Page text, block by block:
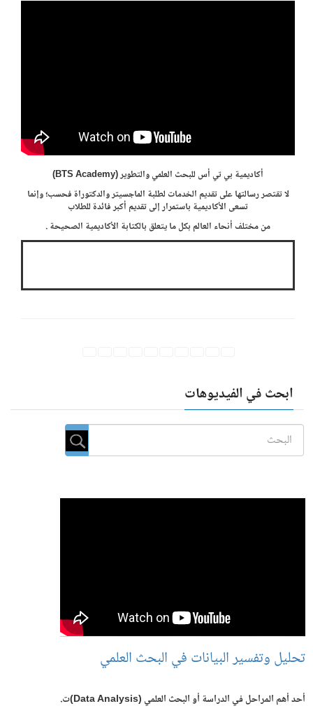
أكاديمية بي تي أس للبحث العلمي والتطوير (BTS Academy)
لا تقتصر رسالتها على تقديم الخدمات لطلبة الماجسيتر والدكتوراة فحسب؛ وإنما
تسعى الأكاديمية باستمرار إلى تقديم أكبر فائدة للطلاب
من مختلف أنحاء العالم بكل ما يتعلق بالكتابة الأكاديمية الصحيحة .
ابحث في الفيديوهات
تحليل وتفسير البيانات في البحث العلمي
أحد أهم المراحل في الدراسة أو البحث العلمي​ (Data Analysis)ت.